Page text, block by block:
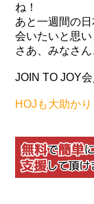
ね！
あと一週間の
会いたいと思い
さあ、みなさ
JOIN TO JOY
HOJも大助か